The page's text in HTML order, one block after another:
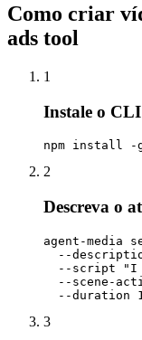
Como criar
ads tool
1
Instale o
npm install -
2
Descreva o
agent-media
--
--script "I
--scene-
--duration
3